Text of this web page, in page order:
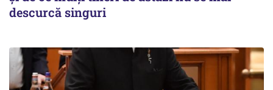
descurcă singuri